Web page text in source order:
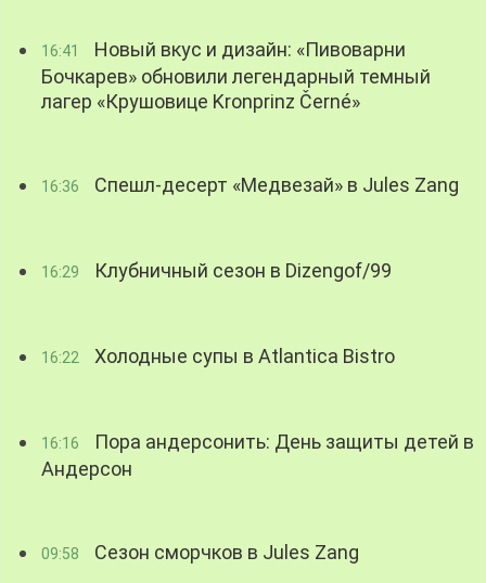
16:41
Новый вкус и дизайн: «Пивоварни
Бочкарев» обновили легендарный темный
лагер «Крушовице Kronprinz Černé»
16:36 Спешл-десерт «Медвезай» в Jules Zang
16:29 Клубничный сезон в Dizengof/99
16:22 Холодные супы в Atlantica Bistro
16:16
Пора андерсонить: День защиты детей в
Андерсон
09:58 Сезон сморчков в Jules Zang